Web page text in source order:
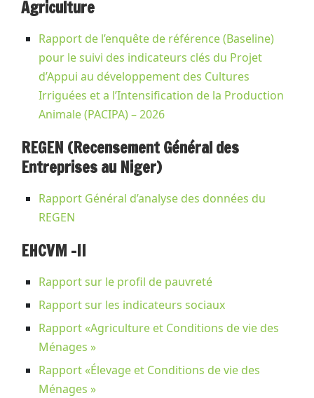
Agriculture
Rapport de l’enquête de référence (Baseline)
pour le suivi des indicateurs clés du Projet
d’Appui au développement des Cultures
Irriguées et a l’Intensification de la Production
Animale (PACIPA) – 2026
REGEN (Recensement Général des
Entreprises au Niger)
Rapport Général d’analyse des données du
REGEN
EHCVM -II
Rapport sur le profil de pauvreté
Rapport sur les indicateurs sociaux
Rapport «Agriculture et Conditions de vie des
Ménages »
Rapport «Élevage et Conditions de vie des
Ménages »